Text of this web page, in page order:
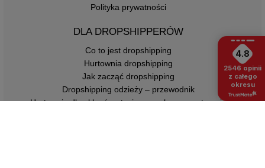
Polityka prywatności
DLA DROPSHIPPERÓW
Co to jest dropshipping
Hurtownia dropshipping
Jak zacząć dropshipping
Dropshipping odzieży – przewodnik
Hurtownia dla sklepów stacjonarnych – zaopatrzenie
4.8
2546 opinii
z całego
okresu